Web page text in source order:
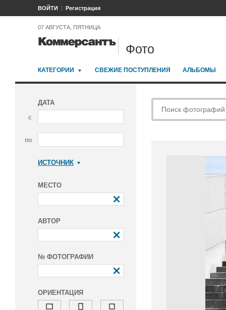
ВОЙТИ Регистрация
07 АВГУСТА, ПЯТНИЦА
Фото
КАТЕГОРИИ СВЕЖИЕ ПОСТУПЛЕНИЯ АЛЬБОМЫ
ДАТА
с
по
ИСТОЧНИК
МЕСТО
АВТОР
№ ФОТОГРАФИИ
ОРИЕНТАЦИЯ